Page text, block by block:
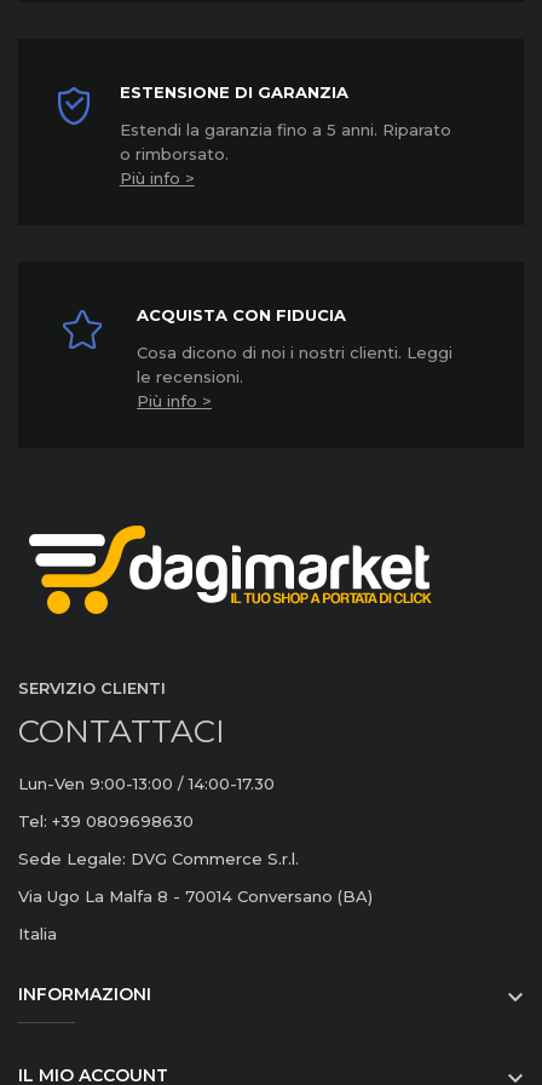
ESTENSIONE DI GARANZIA
Estendi la garanzia fino a 5 anni. Riparato
o rimborsato.
Più info >
ACQUISTA CON FIDUCIA
Cosa dicono di noi i nostri clienti. Leggi
le recensioni.
Più info >
SERVIZIO CLIENTI
CONTATTACI
Lun-Ven 9:00-13:00 / 14:00-17.30
Tel: +39 0809698630
Sede Legale: DVG Commerce S.r.l.
Via Ugo La Malfa 8 - 70014 Conversano (BA)
Italia
INFORMAZIONI 
IL MIO ACCOUNT 